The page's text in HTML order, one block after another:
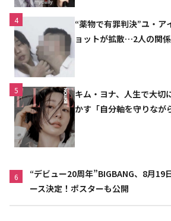
4
“薬物で有罪判決”ユ・ア
ョットが拡散…2人の関
5
キム・ヨナ、人生で大切
かす「自分軸を守りなが
6
“デビュー20周年”BIGBANG、8月19
ース決定！ポスターも公開